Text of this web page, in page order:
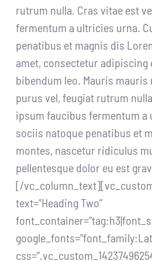
rutrum nulla. Cras vitae est
fermentum a ultricies urna.
penatibus et magnis dis
amet, consectetur adipiscing
bibendum leo. Mauris mauris
purus vel, feugiat rutrum
ipsum faucibus fermentum a
sociis natoque penatibus et
montes, nascetur ridiculus
pellentesque dolor eu est
[/
text=”Heading Two”